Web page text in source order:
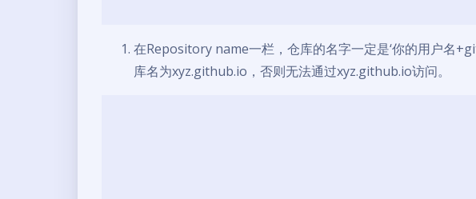
在Repository name一栏，仓库的名字一定是‘你的用户名
库名为xyz.github.io，否则无法通过xyz.github.io访问。